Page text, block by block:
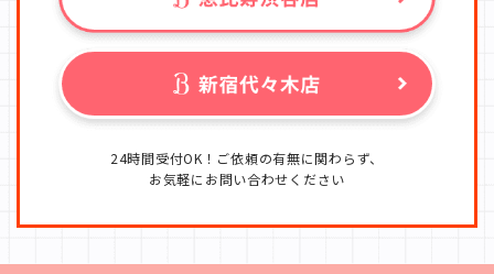
24時間受付OK！ご依頼の有無に関わらず、
お気軽にお問い合わせください